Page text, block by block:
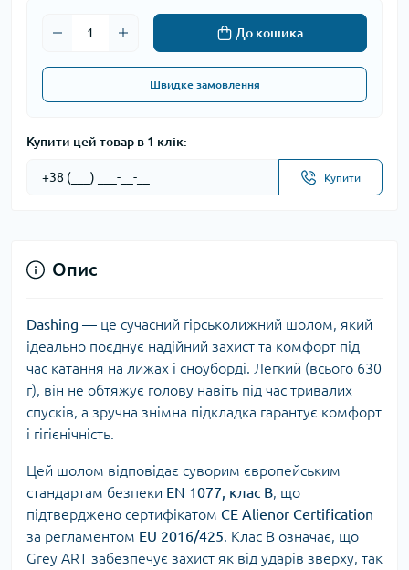
До кошика
Швидке замовлення
Купити цей товар в 1 клік:
Купити
Опис
Dashing — це сучасний гірськолижний шолом, який
ідеально поєднує надійний захист та комфорт під
час катання на лижах і сноуборді. Легкий (всього 630
г), він не обтяжує голову навіть під час тривалих
спусків, а зручна знімна підкладка гарантує комфорт
і гігієнічність.
Цей шолом відповідає суворим європейським
стандартам безпеки EN 1077, клас B, що
підтверджено сертифікатом CE Alienor Certification
за регламентом EU 2016/425. Клас B означає, що
Grey ART забезпечує захист як від ударів зверху, так